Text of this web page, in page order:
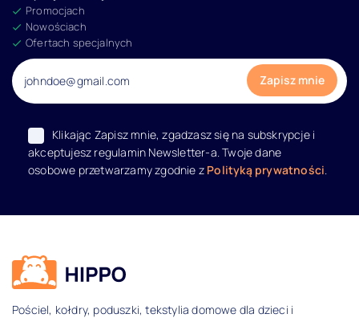
Promocjach
Nowościach
Ofertach specjalnych
Klikając Zapisz mnie, zgadzasz się na subskrypcje i
akceptujesz regulamin Newsletter-a. Twoje dane
osobowe przetwarzamy zgodnie z Polityką prywatności.
Dane kontaktowe i informacje
Pościel, kołdry, poduszki, tekstylia domowe dla dzieci i